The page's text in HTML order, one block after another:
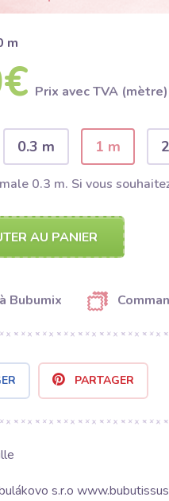
m
Prix ​​avec TVA (mètre)
0.3 m 1 m
0.3 m. Si vous
AU PANIER
Bubumix
PARTAGER
s.r.o